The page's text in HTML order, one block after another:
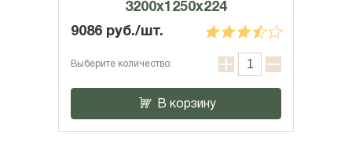
3200x1250x224
9086 руб./шт.
Выберите количество:
В корзину